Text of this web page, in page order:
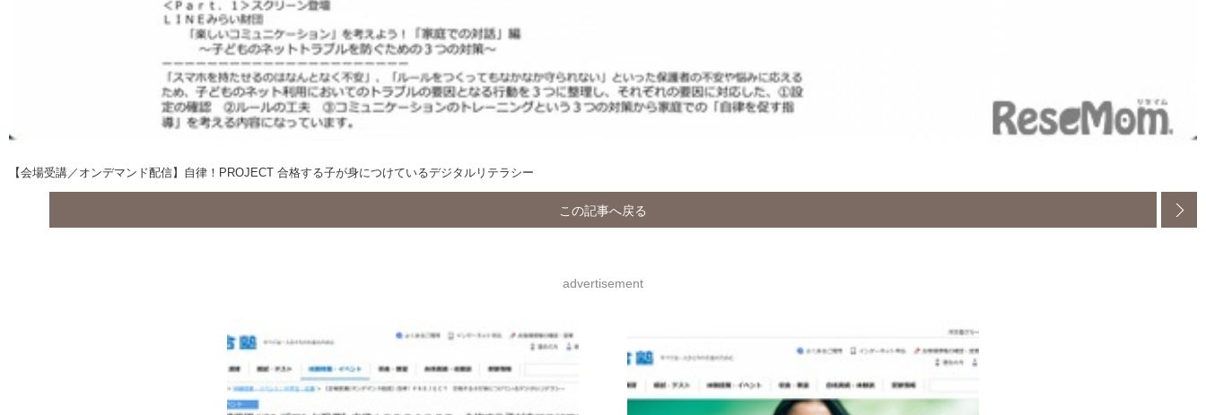
【会場受講／オンデマンド配信】自律！PROJECT 合格する子が身につけているデジタルリテラシー
この記事へ戻る
advertisement